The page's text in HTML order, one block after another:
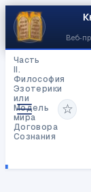
Часть
II.
Философия
Эзотерики
или
Модель
мира
Договора
Сознания
Сознания
☆